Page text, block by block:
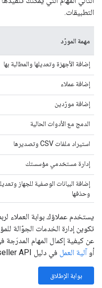
التطبيقات.
مهمة المورّد
إضافة الأجهزة وتعديلها والمطالبة بها
إضافة عملاء
إضافة مورّدين
الدمج مع الأدوات الحالية
استيراد ملفات CSV وتصديرها
إدارة مستخدمي مؤسستك
إضافة البيانات الوصفية للجهاز
وحذفها
يستخدم عملاؤك بوابة العملاء
عن كيفية إكمال المهام
أو آلية العمل في دليل Reseller API.
بوابة الإطلاق